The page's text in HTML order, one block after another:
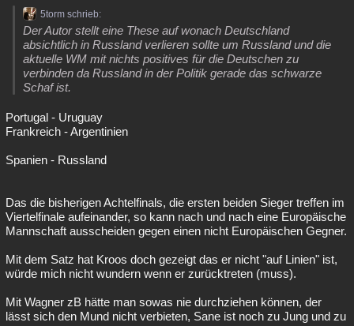
5torm schrieb:
Der Autor stellt eine These auf wonach Deutschland
absichtlich in Russland verlieren sollte um Russland und die
aktuelle WM mit nichts positives für die Deutschen zu
verbinden da Russland in der Politik gerade das schwarze
Schaf ist.
Portugal - Uruguay
Frankreich - Argentinien
Spanien - Russland
Das die bisherigen Achtelfinals, die ersten beiden Sieger treffen im
Viertelfinale aufeinander, so kann nach und nach eine Europäische
Mannschaft ausscheiden gegen einen nicht Europäischen Gegner.
Mit dem Satz hat Kroos doch gezeigt das er nicht "auf Linien" ist,
würde mich nicht wundern wenn er zurücktreten (muss).
Mit Wagner zB hätte man sowas nie durchziehen können, der
lässt sich den Mund nicht verbieten, Sane ist noch zu Jung und zu